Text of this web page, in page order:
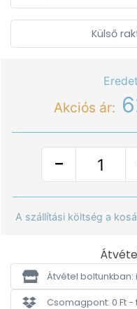
Külső
Akciós ár:
A szállítási költség a
Átvétel boltunkban:
Csomagpont: 0 Ft -